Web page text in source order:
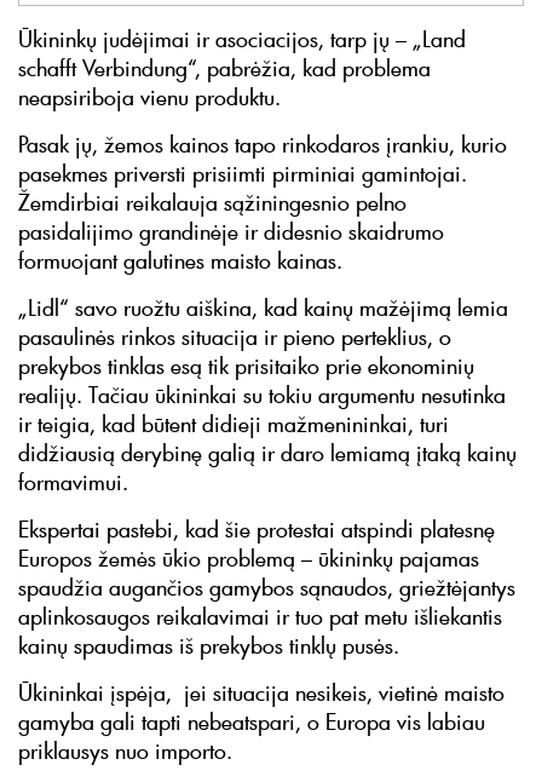
Ūkininkų judėjimai ir asociacijos, tarp jų – „Land
schafft Verbindung“, pabrėžia, kad problema
neapsiriboja vienu produktu.
Pasak jų, žemos kainos tapo rinkodaros įrankiu, kurio
pasekmes priversti prisiimti pirminiai gamintojai.
Žemdirbiai reikalauja sąžiningesnio pelno
pasidalijimo grandinėje ir didesnio skaidrumo
formuojant galutines maisto kainas.
„Lidl“ savo ruožtu aiškina, kad kainų mažėjimą lemia
pasaulinės rinkos situacija ir pieno perteklius, o
prekybos tinklas esą tik prisitaiko prie ekonominių
realijų. Tačiau ūkininkai su tokiu argumentu nesutinka
ir teigia, kad būtent didieji mažmenininkai, turi
didžiausią derybinę galią ir daro lemiamą įtaką kainų
formavimui.
Ekspertai pastebi, kad šie protestai atspindi platesnę
Europos žemės ūkio problemą – ūkininkų pajamas
spaudžia augančios gamybos sąnaudos, griežtėjantys
aplinkosaugos reikalavimai ir tuo pat metu išliekantis
kainų spaudimas iš prekybos tinklų pusės.
Ūkininkai įspėja, jei situacija nesikeis, vietinė maisto
gamyba gali tapti nebeatspari, o Europa vis labiau
priklausys nuo importo.